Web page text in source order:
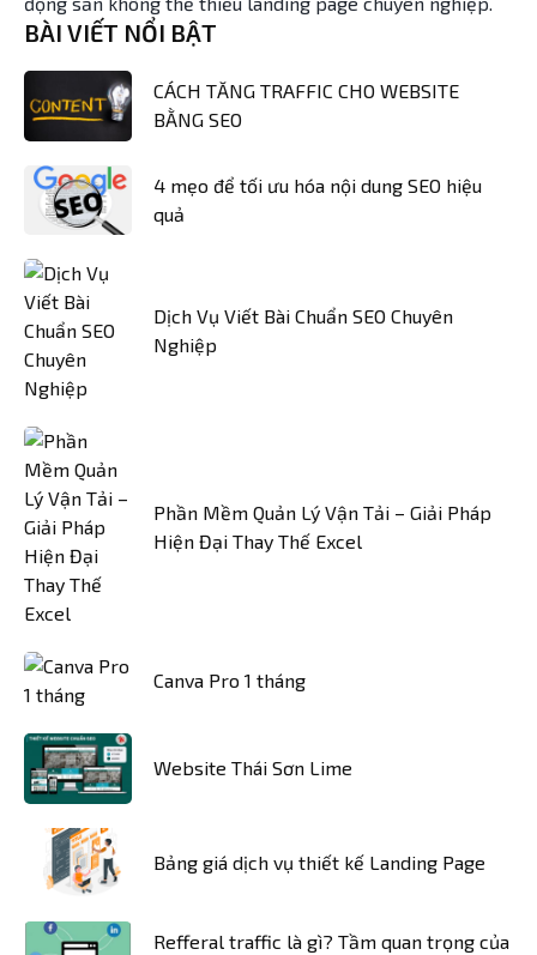
BÀI VIẾT NỔI BẬT
CÁCH TĂNG TRAFFIC CHO WEBSITE
BẰNG SEO
4 mẹo để tối ưu hóa nội dung SEO hiệu
quả
Dịch Vụ Viết Bài Chuẩn SEO Chuyên
Nghiệp
Phần Mềm Quản Lý Vận Tải – Giải Pháp
Hiện Đại Thay Thế Excel
Canva Pro 1 tháng
Website Thái Sơn Lime
Bảng giá dịch vụ thiết kế Landing Page
Refferal traffic là gì? Tầm quan trọng của